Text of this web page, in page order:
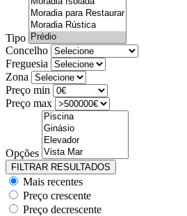
Tipo
Concelho
Freguesia
Zona
Preço min
Preço max
Opções
Mais recentes
Preço crescente
Preço decrescente